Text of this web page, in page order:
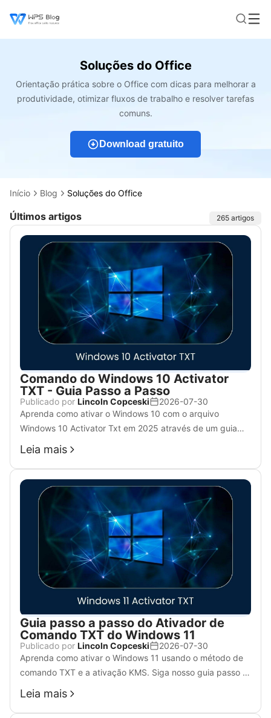
Soluções do Office
Orientação prática sobre o Office com dicas para melhorar a
produtividade, otimizar fluxos de trabalho e resolver tarefas
comuns.
Download gratuito
Início Blog Soluções do Office
Artigos
Últimos artigos 265 artigos
Comando do Windows 10 Activator
TXT - Guia Passo a Passo
Publicado por Lincoln Copceski
2026-07-30
Aprenda como ativar o Windows 10 com o arquivo
Windows 10 Activator Txt em 2025 através de um guia
passo a passo para um processo de ativação tranquilo.
Leia mais
Guia passo a passo do Ativador de
Comando TXT do Windows 11
Publicado por Lincoln Copceski
2026-07-30
Aprenda como ativar o Windows 11 usando o método de
comando TXT e a ativação KMS. Siga nosso guia passo a
passo para um processo de configuração suave.
Leia mais